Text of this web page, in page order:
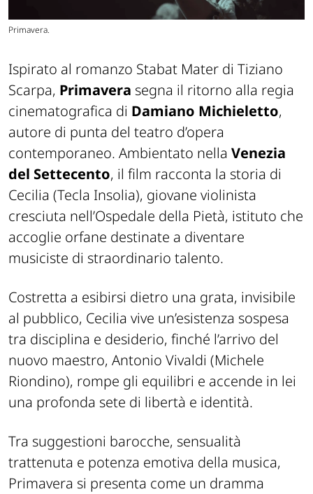
Primavera.
Ispirato al romanzo Stabat Mater di Tiziano
Scarpa, Primavera segna il ritorno alla regia
cinematografica di Damiano Michieletto,
autore di punta del teatro d’opera
contemporaneo. Ambientato nella Venezia
del Settecento, il film racconta la storia di
Cecilia (Tecla Insolia), giovane violinista
cresciuta nell’Ospedale della Pietà, istituto che
accoglie orfane destinate a diventare
musiciste di straordinario talento.
Costretta a esibirsi dietro una grata, invisibile
al pubblico, Cecilia vive un’esistenza sospesa
tra disciplina e desiderio, finché l’arrivo del
nuovo maestro, Antonio Vivaldi (Michele
Riondino), rompe gli equilibri e accende in lei
una profonda sete di libertà e identità.
Tra suggestioni barocche, sensualità
trattenuta e potenza emotiva della musica,
Primavera si presenta come un dramma